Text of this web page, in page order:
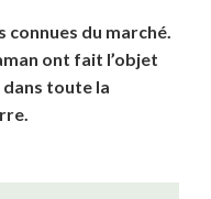
connues du marché.
ont fait l’objet
dans toute la